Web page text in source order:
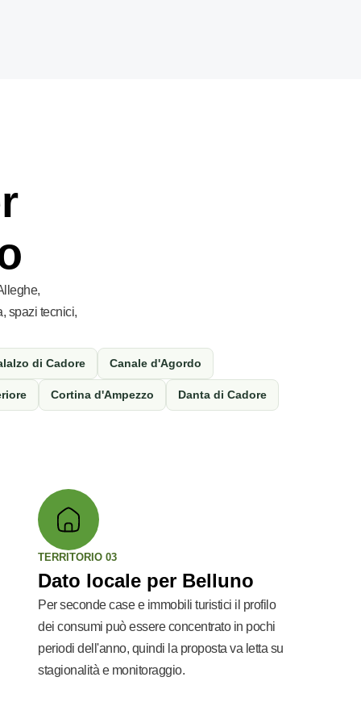
spazi tecnici,
di Cadore Canale d'Agordo
Cortina d'Ampezzo Danta di Cadore
TERRITORIO 03
Dato locale per Belluno
Per seconde case e immobili turistici il profilo
dei consumi può essere concentrato in pochi
periodi dell'anno, quindi la proposta va letta su
stagionalità e monitoraggio.